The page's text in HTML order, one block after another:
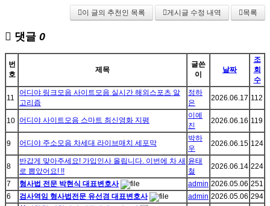
이 글의 추천인 목록 게시글 수정 내역 목록
댓글 0
번
호
제목
글쓴
이
날짜
조
회
수
11
어디야 링크모음 사이트모음 실시간 해외스포츠 알
고리즘
정하
은
2026.06.17 112
10 어디야 사이트모음 스마트 최신영화 지평
이예
진
2026.06.16 119
9 어디야 주소모음 차세대 라이브매치 세포막
박하
우
2026.06.15 124
8
반갑게 맞아주세요! 가입인사 올립니다. 이번에 차 새
로 뽑았어요! !!
윤태
철
2026.06.14 224
7 형사법 전문 박현식 대표변호사 admin 2026.05.06 251
6
검사역임 형사법전문 유선경 대표변호사 admin 2026.05.06 294